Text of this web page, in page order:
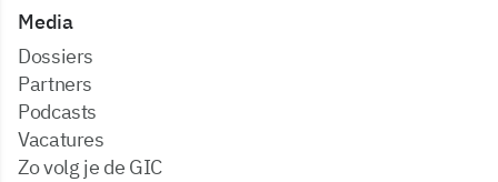
Media
dossiers
partners
podcasts
vacatures
zo volg je de GIC